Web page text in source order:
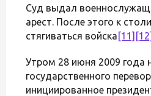
Суд выдал
арест. После этого к
стягиваться войска [11] [12]
Утром 28 июня 2009 года
государственного
инициированное